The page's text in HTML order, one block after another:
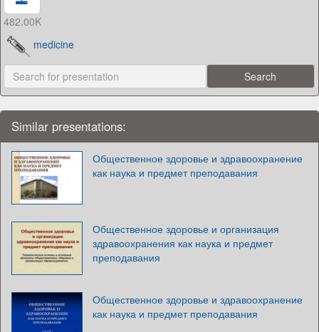
482.00K
medicine
Similar presentations:
Общественное здоровье и здравоохранение
как наука и предмет преподавания
Общественное здоровье и организация
здравоохранения как наука и предмет
преподавания
Общественное здоровье и здравоохранение
как наука и предмет преподавания